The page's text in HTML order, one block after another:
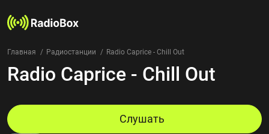
Радиостанции
Страны
Главная Радиостанции Radio Caprice - Chill Out
Radio Caprice - Chill Out
Слушать